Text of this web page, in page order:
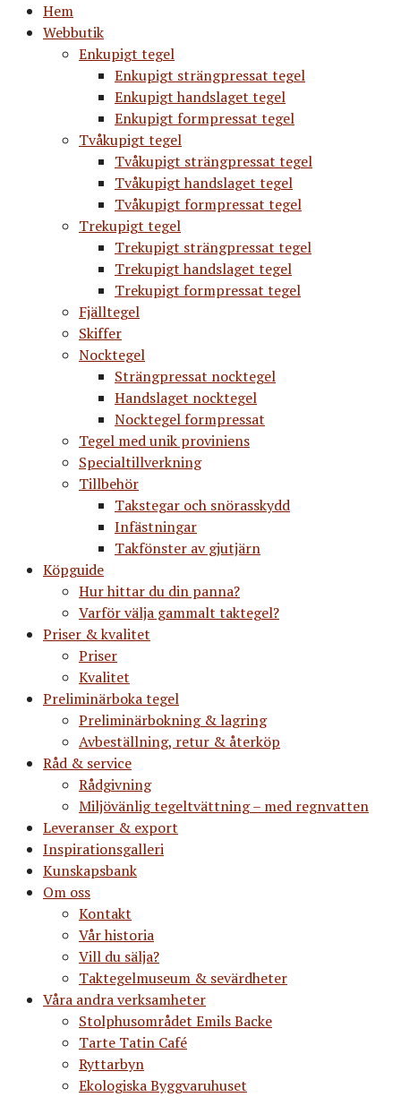
Hem
Webbutik
Enkupigt tegel
Enkupigt strängpressat tegel
Enkupigt handslaget tegel
Enkupigt formpressat tegel
Tvåkupigt tegel
Tvåkupigt strängpressat tegel
Tvåkupigt handslaget tegel
Tvåkupigt formpressat tegel
Trekupigt tegel
Trekupigt strängpressat tegel
Trekupigt handslaget tegel
Trekupigt formpressat tegel
Fjälltegel
Skiffer
Nocktegel
Strängpressat nocktegel
Handslaget nocktegel
Nocktegel formpressat
Tegel med unik proviniens
Specialtillverkning
Tillbehör
Takstegar och snörasskydd
Infästningar
Takfönster av gjutjärn
Köpguide
Hur hittar du din panna?
Varför välja gammalt taktegel?
Priser & kvalitet
Priser
Kvalitet
Preliminärboka tegel
Preliminärbokning & lagring
Avbeställning, retur & återköp
Råd & service
Rådgivning
Miljövänlig tegeltvättning – med regnvatten
Leveranser & export
Inspirationsgalleri
Kunskapsbank
Om oss
Kontakt
Vår historia
Vill du sälja?
Taktegelmuseum & sevärdheter
Våra andra verksamheter
Stolphusområdet Emils Backe
Tarte Tatin Café
Ryttarbyn
Ekologiska Byggvaruhuset